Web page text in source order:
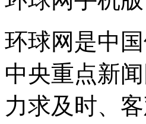
环球网是中
中央重点新
力求及时、